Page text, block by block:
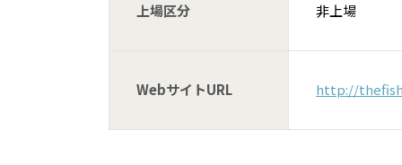
上場区分 非上場
WebサイトURL http://